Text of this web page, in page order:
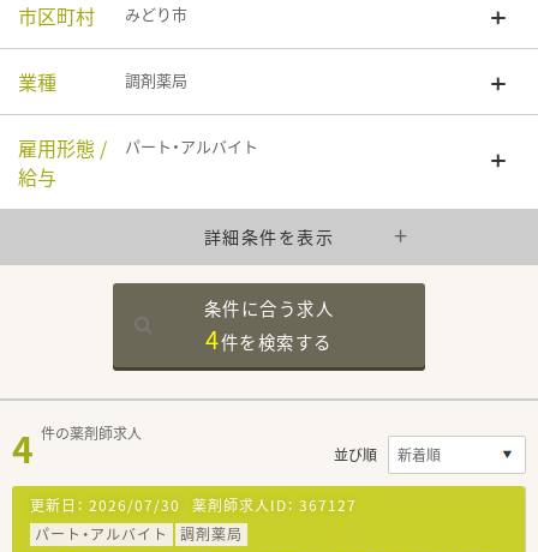
市区町村 みどり市
業種 調剤薬局
雇用形態 /
給与
パート・アルバイト
詳細条件を表示
条件に合う求人
4件を検索する
4 件の薬剤師求人
並び順
更新日： 2026/07/30 薬剤師求人ID： 367127
パート・アルバイト
調剤薬局